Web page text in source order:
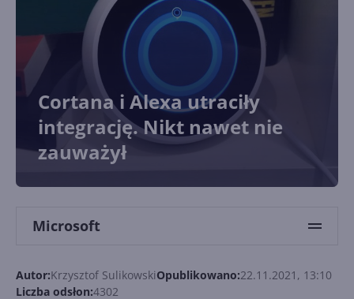
Cortana i Alexa utraciły
integrację. Nikt nawet nie
zauważył
Microsoft
Autor:Krzysztof SulikowskiOpublikowano:22.11.2021, 13:10
Liczba odsłon:4302